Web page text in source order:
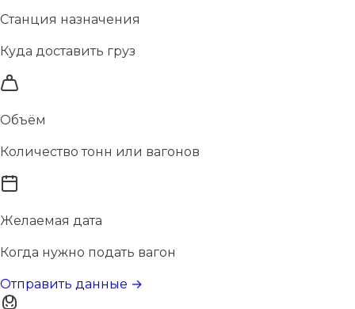
Станция назначения
Куда доставить груз
Объём
Количество тонн или вагонов
Желаемая дата
Когда нужно подать вагон
Отправить данные →